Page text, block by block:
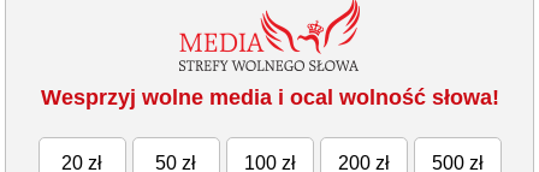
Wesprzyj wolne media i ocal wolność słowa!
20 zł 50 zł 100 zł 200 zł 500 zł